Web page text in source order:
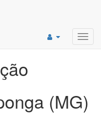
(MG)